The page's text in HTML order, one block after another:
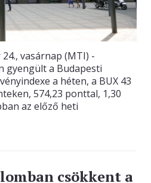
vasárnap (MTI) -
gyengült a Budapesti
a héten, a BUX 43
574,23 ponttal, 1,30
az előző heti
csökkent a